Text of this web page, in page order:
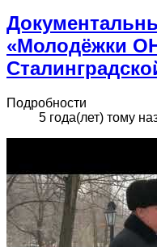
«Молодёжки
Подробности
5 года(лет) тому